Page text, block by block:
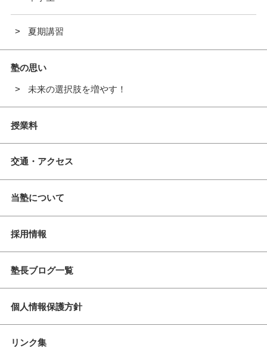
夏期講習
塾の思い
未来の選択肢を増やす！
授業料
交通・アクセス
当塾について
採用情報
塾長ブログ一覧
個人情報保護方針
リンク集